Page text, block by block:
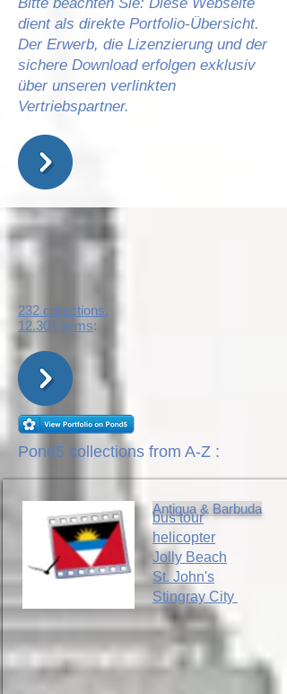
dient als direkte Portfolio-Übersicht.
Der Erwerb, die Lizenzierung und der
sichere Download erfolgen exklusiv
über unseren verlinkten
Vertriebspartner.
232 collections,
12.301 items:
Pond5 collections from A-Z :
Antigua & Barbuda
bus tour
helicopter
Jolly Beach
St. John's
Stingray City